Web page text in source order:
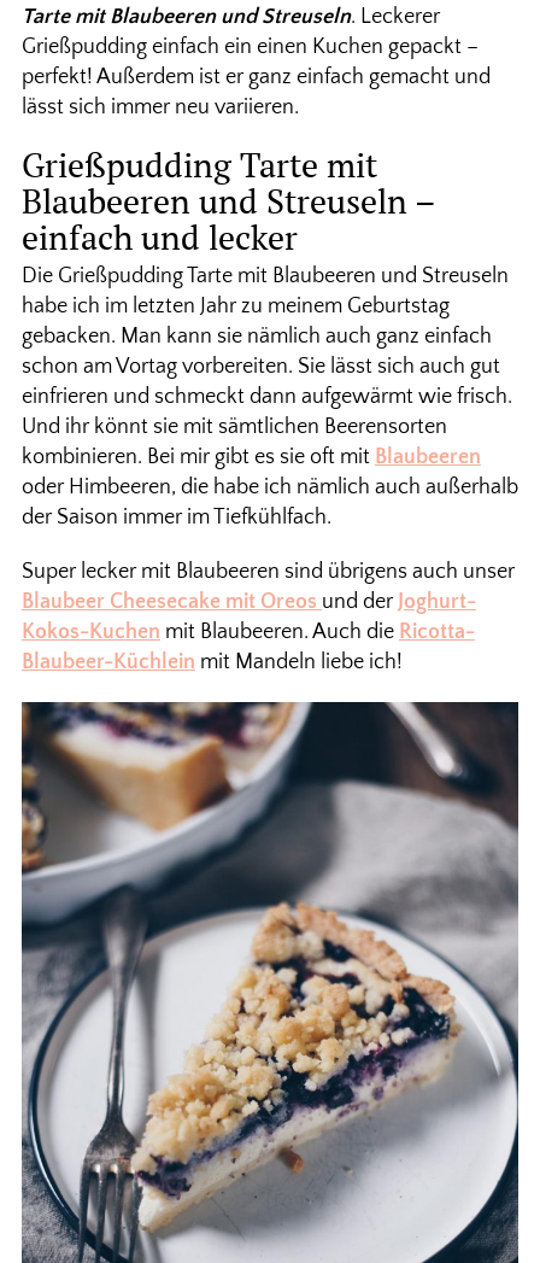
Tarte mit Blaubeeren und Streuseln. Leckerer
Grießpudding einfach ein einen Kuchen gepackt –
perfekt! Außerdem ist er ganz einfach gemacht und
lässt sich immer neu variieren.
Grießpudding Tarte mit
Blaubeeren und Streuseln –
einfach und lecker
Die Grießpudding Tarte mit Blaubeeren und Streuseln
habe ich im letzten Jahr zu meinem Geburtstag
gebacken. Man kann sie nämlich auch ganz einfach
schon am Vortag vorbereiten. Sie lässt sich auch gut
einfrieren und schmeckt dann aufgewärmt wie frisch.
Und ihr könnt sie mit sämtlichen Beerensorten
kombinieren. Bei mir gibt es sie oft mit Blaubeeren
oder Himbeeren, die habe ich nämlich auch außerhalb
der Saison immer im Tiefkühlfach.
Super lecker mit Blaubeeren sind übrigens auch unser
Blaubeer Cheesecake mit Oreos und der Joghurt-
Kokos-Kuchen mit Blaubeeren. Auch die Ricotta-
Blaubeer-Küchlein mit Mandeln liebe ich!